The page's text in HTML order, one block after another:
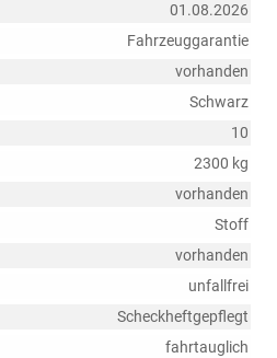
01.08.2026
Fahrzeuggarantie
vorhanden
Schwarz
10
2300 kg
vorhanden
Stoff
vorhanden
unfallfrei
Scheckheftgepflegt
fahrtauglich